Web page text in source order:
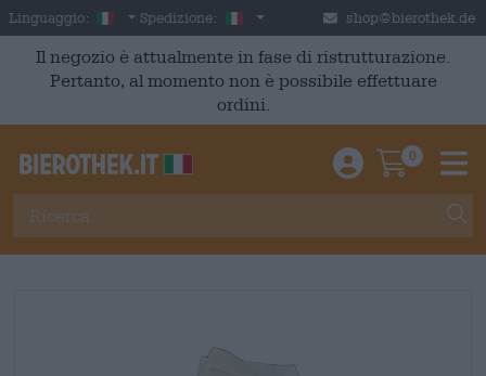
Skip to main content
Linguaggio: Italian
Spedizione: Italia shop@bierothek.de
Il negozio è attualmente in fase di ristrutturazione.
Pertanto, al momento non è possibile effettuare
ordini.
Einloggen /
0